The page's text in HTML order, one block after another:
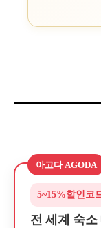
아고다 AGODA
5~15%할인코
전 세계 숙